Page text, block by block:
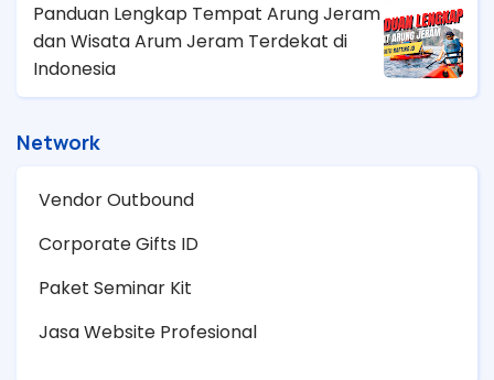
Panduan Lengkap Tempat Arung Jeram
dan Wisata Arum Jeram Terdekat di
Indonesia
Network
Vendor Outbound
Corporate Gifts ID
Paket Seminar Kit
Jasa Website Profesional